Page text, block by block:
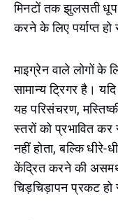
मिनटों तक झुलसती
करने के लिए पर्याप्त
माइग्रेन वाले लोगों के
सामान्य ट्रिगर है।
यह परिसंचरण,
स्तरों को प्रभावित
नहीं होता, बल्कि
केंद्रित करने की
चिड़चिड़ापन प्रकट